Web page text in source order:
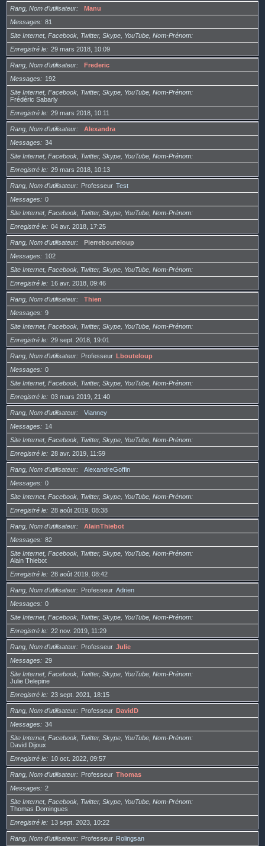
Rang, Nom d’utilisateur
Manu
Messages
81
Site Internet, Facebook, Twitter, Skype, YouTube, Nom-Prénom
Enregistré le
29 mars 2018, 10:09
Rang, Nom d’utilisateur
Frederic
Messages
192
Site Internet, Facebook, Twitter, Skype, YouTube, Nom-Prénom
Frédéric Sabarly
Enregistré le
29 mars 2018, 10:11
Rang, Nom d’utilisateur
Alexandra
Messages
34
Site Internet, Facebook, Twitter, Skype, YouTube, Nom-Prénom
Enregistré le
29 mars 2018, 10:13
Rang, Nom d’utilisateur Professeur Test
Messages
0
Site Internet, Facebook, Twitter, Skype, YouTube, Nom-Prénom
Enregistré le
04 avr. 2018, 17:25
Rang, Nom d’utilisateur
Pierrebouteloup
Messages
102
Site Internet, Facebook, Twitter, Skype, YouTube, Nom-Prénom
Enregistré le
16 avr. 2018, 09:46
Rang, Nom d’utilisateur
Thien
Messages
9
Site Internet, Facebook, Twitter, Skype, YouTube, Nom-Prénom
Enregistré le
29 sept. 2018, 19:01
Rang, Nom d’utilisateur Professeur Lbouteloup
Messages
0
Site Internet, Facebook, Twitter, Skype, YouTube, Nom-Prénom
Enregistré le
03 mars 2019, 21:40
Rang, Nom d’utilisateur
Vianney
Messages
14
Site Internet, Facebook, Twitter, Skype, YouTube, Nom-Prénom
Enregistré le
28 avr. 2019, 11:59
Rang, Nom d’utilisateur
AlexandreGoffin
Messages
0
Site Internet, Facebook, Twitter, Skype, YouTube, Nom-Prénom
Enregistré le
28 août 2019, 08:38
Rang, Nom d’utilisateur
AlainThiebot
Messages
82
Site Internet, Facebook, Twitter, Skype, YouTube, Nom-Prénom
Alain Thiebot
Enregistré le
28 août 2019, 08:42
Rang, Nom d’utilisateur Professeur Adrien
Messages
0
Site Internet, Facebook, Twitter, Skype, YouTube, Nom-Prénom
Enregistré le
22 nov. 2019, 11:29
Rang, Nom d’utilisateur Professeur Julie
Messages
29
Site Internet, Facebook, Twitter, Skype, YouTube, Nom-Prénom
Julie Delepine
Enregistré le
23 sept. 2021, 18:15
Rang, Nom d’utilisateur Professeur DavidD
Messages
34
Site Internet, Facebook, Twitter, Skype, YouTube, Nom-Prénom
David Dijoux
Enregistré le
10 oct. 2022, 09:57
Rang, Nom d’utilisateur Professeur Thomas
Messages
2
Site Internet, Facebook, Twitter, Skype, YouTube, Nom-Prénom
Thomas Domingues
Enregistré le
13 sept. 2023, 10:22
Rang, Nom d’utilisateur Professeur Rolingsan